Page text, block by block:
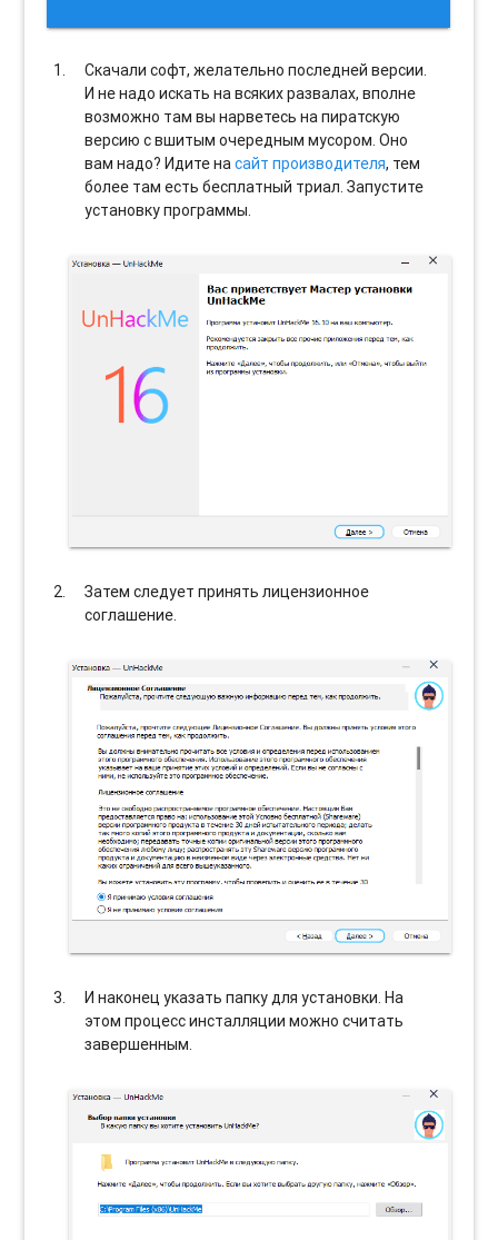
Скачали софт, желательно последней версии.
И не надо искать на всяких развалах, вполне
возможно там вы нарветесь на пиратскую
версию с вшитым очередным мусором. Оно
вам надо? Идите насайт производителя, тем
более там есть бесплатный триал. Запустите
установку программы.
Затем следует принять лицензионное
соглашение.
И наконец указать папку для установки. На
этом процесс инсталляции можно считать
завершенным.